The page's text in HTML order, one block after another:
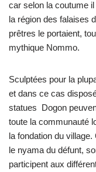
car selon la coutume
la région des falaises
prêtres le portaient,
mythique Nommo.
Sculptées pour la
et dans ce cas
statues Dogon
toute la communauté
la fondation du
le nyama du défunt,
participent aux